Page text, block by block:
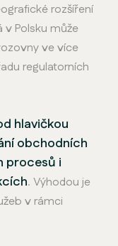
rozšíření
Polsku může
ve více
regulatorních
hlavičkou
obchodních
procesů i
. Výhodou je
v rámci